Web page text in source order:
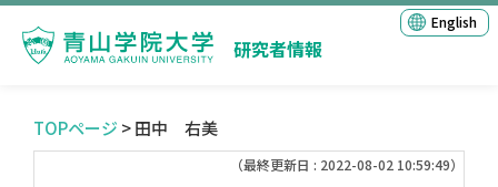
研究者情報
English
TOPページ > 田中 右美
（最終更新日 : 2022-08-02 10:59:49）